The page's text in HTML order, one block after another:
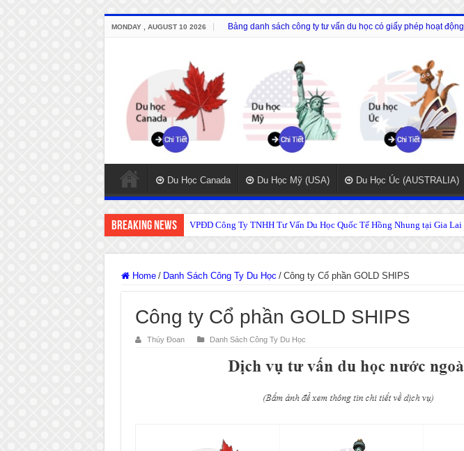
MONDAY , AUGUST 10 2026 Bảng danh sách công ty tư vấn du học có giấy phép hoạt động
Du Học Canada Du Học Mỹ (USA) Du Học Úc (AUSTRALIA)
Breaking News VPĐD Công Ty TNHH Tư Vấn Du Học Quốc Tế Hồng Nhung tại Gia Lai
Home / Danh Sách Công Ty Du Học / Công ty Cổ phần GOLD SHIPS
Công ty Cổ phần GOLD SHIPS
Thúy Đoan Danh Sách Công Ty Du Học